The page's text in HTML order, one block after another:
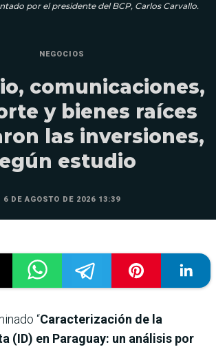
por el presidente del BCP, Carlos Carvallo.
NEGOCIOS
comunicaciones,
y bienes raíces
las inversiones,
estudio
6 DE AGOSTO DE 2026 13:39
“Caracterización de la
(ID) en Paraguay: un análisis por